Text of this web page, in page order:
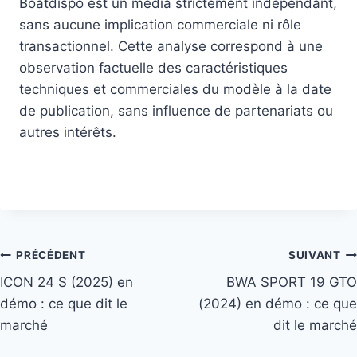
Boatdispo est un média strictement indépendant,
sans aucune implication commerciale ni rôle
transactionnel. Cette analyse correspond à une
observation factuelle des caractéristiques
techniques et commerciales du modèle à la date
de publication, sans influence de partenariats ou
autres intérêts.
Navigation
de
l’article
PRÉCÉDENT
ICON 24 S (2025) en
démo : ce que dit le
marché
SUIVANT
BWA SPORT 19 GTO
(2024) en démo : ce que
dit le marché